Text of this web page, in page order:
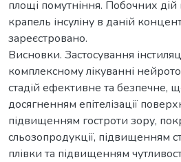
площі помутніння. Побочних дій
крапель інсуліну в даній
зареєстровано.
Висновки. Застосування
комплексному лікуванні
стадій ефективне та безпечне,
досягненням епітелізації
підвищенням гостроти зору,
сльозопродукції, підвищенням
плівки та підвищенням